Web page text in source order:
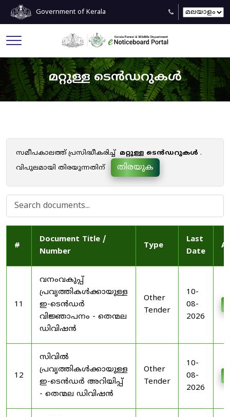
Government of Kerala
മറ്റുള്ള ടെൻഡറുകൾ
സമീപകാലത്ത് പ്രസിദ്ധീകരിച്ച് മറ്റുള്ള ടെൻഡറുകൾ .
വിപുലമായി തിരയുന്നതിന്
തിരയുക
#
Document Title /
Number
Type
Last
Date
11
വനംവകുപ്പ്
പ്രവൃത്തികൾക്കായുള്ള
ഇ-ടെൻഡർ
വിജ്ഞാപനം - തെന്മല
ഡിവിഷൻ
Other
Tender
10-
08-
2026
12
സിവിൽ
പ്രവൃത്തികൾക്കായുള്ള
ഇ-ടെൻഡർ അറിയിപ്പ്
- തെന്മല ഡിവിഷൻ
Other
Tender
10-
08-
2026